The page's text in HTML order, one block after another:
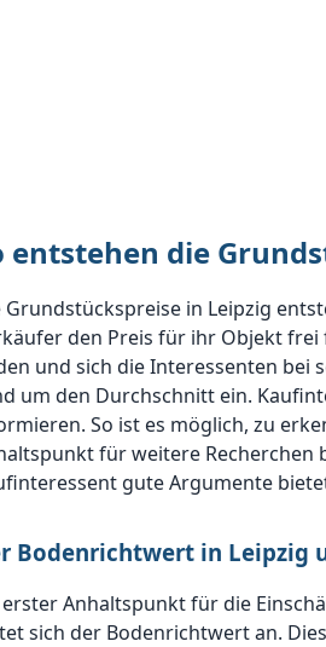
entstehen die
Grundstückspreise in Leipzig
den Preis für ihr Objekt
und sich die Interessenten bei
um den Durchschnitt ein.
So ist es möglich, zu
für weitere Recherchen
gute Argumente
Bodenrichtwert in Leipzig
erster Anhaltspunkt für die
sich der Bodenrichtwert an.